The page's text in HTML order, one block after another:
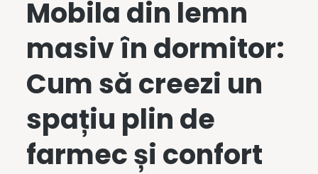
Mobila din lemn
masivîn dormitor:
Cum să creezi un
spațiu plin de
farmec și confort